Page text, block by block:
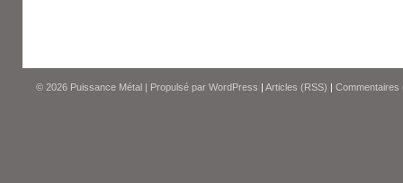
© 2026 Puissance Métal | Propulsé par WordPress | Articles (RSS) | Commentaires